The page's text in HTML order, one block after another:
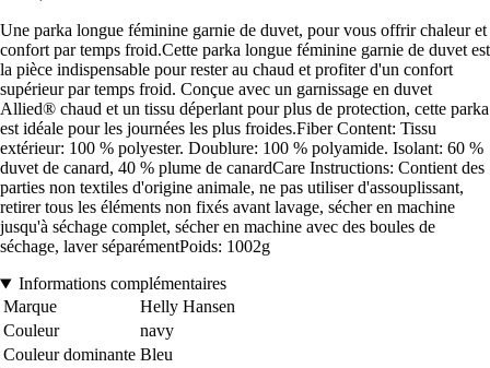
Une parka longue féminine garnie de duvet, pour vous offrir chaleur et
confort par temps froid.Cette parka longue féminine garnie de duvet est
la pièce indispensable pour rester au chaud et profiter d'un confort
supérieur par temps froid. Conçue avec un garnissage en duvet
Allied® chaud et un tissu déperlant pour plus de protection, cette parka
est idéale pour les journées les plus froides.Fiber Content: Tissu
extérieur: 100 % polyester. Doublure: 100 % polyamide. Isolant: 60 %
duvet de canard, 40 % plume de canardCare Instructions: Contient des
parties non textiles d'origine animale, ne pas utiliser d'assouplissant,
retirer tous les éléments non fixés avant lavage, sécher en machine
jusqu'à séchage complet, sécher en machine avec des boules de
séchage, laver séparémentPoids: 1002g
Informations complémentaires
Marque
Helly Hansen
Couleur
navy
Couleur dominante Bleu